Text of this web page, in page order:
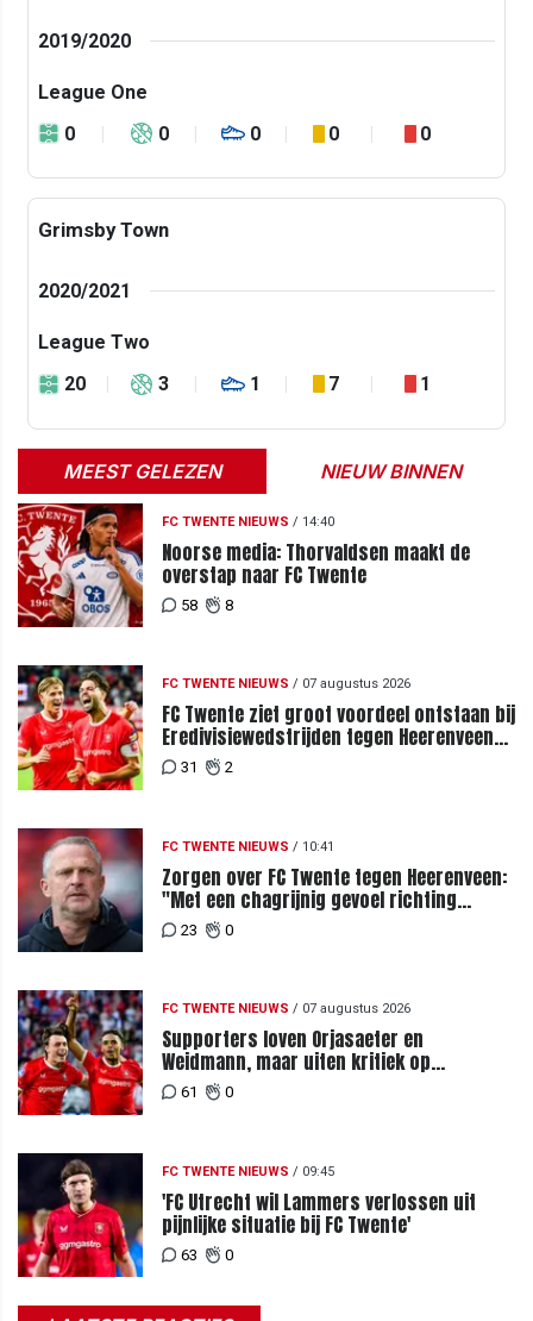
2019/2020
League One
0
0 0 0 0
Grimsby Town
2020/2021
League Two
20
3 1 7 1
MEEST GELEZEN NIEUW BINNEN
FC TWENTE NIEUWS / 14:40
Noorse media: Thorvaldsen maakt de
overstap naar FC Twente
58 8
FC TWENTE NIEUWS / 07 augustus 2026
FC Twente ziet groot voordeel ontstaan bij
Eredivisiewedstrijden tegen Heerenveen
en PEC Zwolle
31 2
FC TWENTE NIEUWS / 10:41
Zorgen over FC Twente tegen Heerenveen:
"Met een chagrijnig gevoel richting
Slowakije"
23 0
FC TWENTE NIEUWS / 07 augustus 2026
Supporters loven Orjasaeter en
Weidmann, maar uiten kritiek op
Weghorst na ruime zege op FC DAC
61 0
FC TWENTE NIEUWS / 09:45
'FC Utrecht wil Lammers verlossen uit
pijnlijke situatie bij FC Twente'
63 0